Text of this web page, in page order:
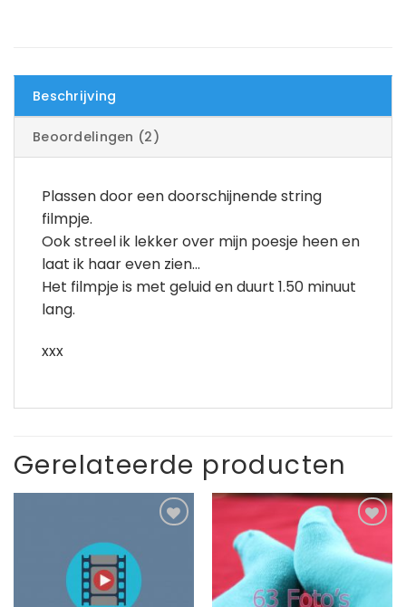
Beschrijving
Beoordelingen (2)
Plassen door een doorschijnende string
filmpje.
Ook streel ik lekker over mijn poesje heen en
laat ik haar even zien…
Het filmpje is met geluid en duurt 1.50 minuut
lang.
xxx
Gerelateerde producten